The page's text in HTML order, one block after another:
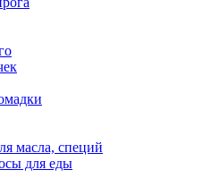
масла, специй
для еды